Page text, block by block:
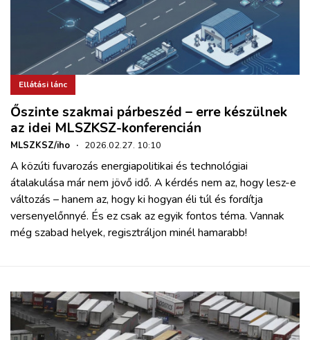
Ellátási lánc
Őszinte szakmai párbeszéd – erre készülnek
az idei MLSZKSZ-konferencián
MLSZKSZ/iho · 2026.02.27. 10:10
A közúti fuvarozás energiapolitikai és technológiai
átalakulása már nem jövő idő. A kérdés nem az, hogy lesz-e
változás – hanem az, hogy ki hogyan éli túl és fordítja
versenyelőnnyé. És ez csak az egyik fontos téma. Vannak
még szabad helyek, regisztráljon minél hamarabb!